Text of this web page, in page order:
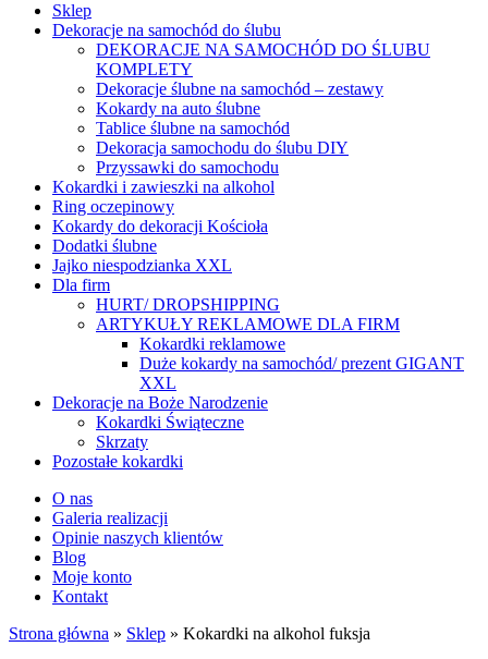
Sklep
Dekoracje na samochód do ślubu
DEKORACJE NA SAMOCHÓD DO ŚLUBU
KOMPLETY
Dekoracje ślubne na samochód – zestawy
Kokardy na auto ślubne
Tablice ślubne na samochód
Dekoracja samochodu do ślubu DIY
Przyssawki do samochodu
Kokardki i zawieszki na alkohol
Ring oczepinowy
Kokardy do dekoracji Kościoła
Dodatki ślubne
Jajko niespodzianka XXL
Dla firm
HURT/ DROPSHIPPING
ARTYKUŁY REKLAMOWE DLA FIRM
Kokardki reklamowe
Duże kokardy na samochód/ prezent GIGANT
XXL
Dekoracje na Boże Narodzenie
Kokardki Świąteczne
Skrzaty
Pozostałe kokardki
O nas
Galeria realizacji
Opinie naszych klientów
Blog
Moje konto
Kontakt
Strona główna » Sklep » Kokardki na alkohol fuksja